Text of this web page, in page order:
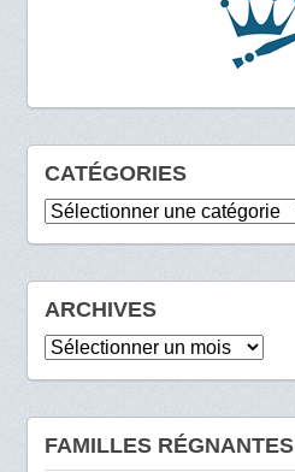
CATÉGORIES
Catégories
ARCHIVES
Archives
FAMILLES RÉGNANTES